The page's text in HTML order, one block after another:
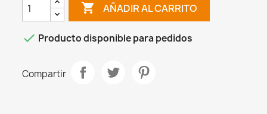
 AÑADIR AL CARRITO
 Producto disponible para pedidos
Compartir